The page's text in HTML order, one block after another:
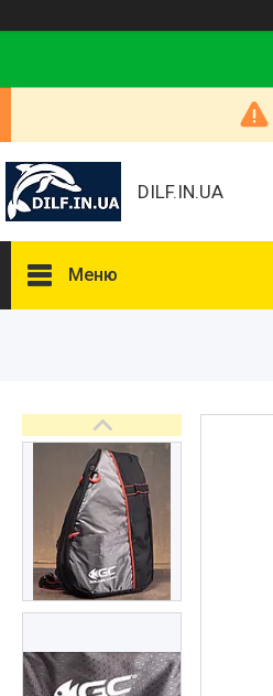
DILF.IN.UA
Меню
Рибальські снасті
РОЗПРОДАЖ! Мега знижки!
Доставка та оплата
Повернення та обмін
Відгуки